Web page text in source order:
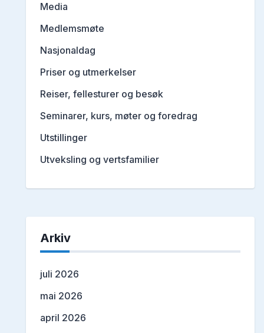
Media
Medlemsmøte
Nasjonaldag
Priser og utmerkelser
Reiser, fellesturer og besøk
Seminarer, kurs, møter og foredrag
Utstillinger
Utveksling og vertsfamilier
Arkiv
juli 2026
mai 2026
april 2026